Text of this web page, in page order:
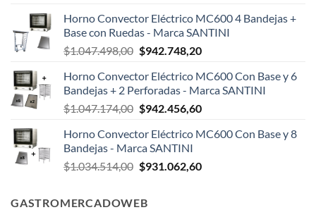
original
era:
$124.999,00.
actual
es:
$108.199,00.
Horno Convector Eléctrico MC600 4 Bandejas +
Base con Ruedas - Marca SANTINI
$1.047.498,00 El
original
era:
$1.047.498,00.
$942.748,20El
actual
es:
$942.748,20.
Horno Convector Eléctrico MC600 Con Base y 6
Bandejas + 2 Perforadas - Marca SANTINI
$1.047.174,00 El
original
era:
$1.047.174,00.
$942.456,60El
actual
$942.456,60.
Horno Convector Eléctrico MC600 Con Base y 8
Bandejas - Marca SANTINI
$1.034.514,00 El
era:
$931.062,60El
GASTROMERCADOWEB